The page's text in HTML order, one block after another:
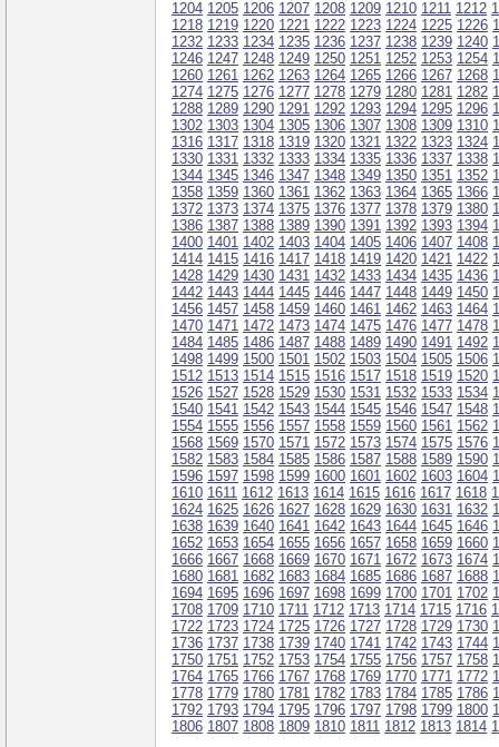
1204 1205 1206 1207 1208 1209 1210 1211 1212
1218 1219 1220 1221 1222 1223 1224 1225 1226
1232 1233 1234 1235 1236 1237 1238 1239 1240
1246 1247 1248 1249 1250 1251 1252 1253 1254
1260 1261 1262 1263 1264 1265 1266 1267 1268
1274 1275 1276 1277 1278 1279 1280 1281 1282
1288 1289 1290 1291 1292 1293 1294 1295 1296
1302 1303 1304 1305 1306 1307 1308 1309 1310
1316 1317 1318 1319 1320 1321 1322 1323 1324
1330 1331 1332 1333 1334 1335 1336 1337 1338
1344 1345 1346 1347 1348 1349 1350 1351 1352
1358 1359 1360 1361 1362 1363 1364 1365 1366
1372 1373 1374 1375 1376 1377 1378 1379 1380
1386 1387 1388 1389 1390 1391 1392 1393 1394
1400 1401 1402 1403 1404 1405 1406 1407 1408
1414 1415 1416 1417 1418 1419 1420 1421 1422
1428 1429 1430 1431 1432 1433 1434 1435 1436
1442 1443 1444 1445 1446 1447 1448 1449 1450
1456 1457 1458 1459 1460 1461 1462 1463 1464
1470 1471 1472 1473 1474 1475 1476 1477 1478
1484 1485 1486 1487 1488 1489 1490 1491 1492
1498 1499 1500 1501 1502 1503 1504 1505 1506
1512 1513 1514 1515 1516 1517 1518 1519 1520
1526 1527 1528 1529 1530 1531 1532 1533 1534
1540 1541 1542 1543 1544 1545 1546 1547 1548
1554 1555 1556 1557 1558 1559 1560 1561 1562
1568 1569 1570 1571 1572 1573 1574 1575 1576
1582 1583 1584 1585 1586 1587 1588 1589 1590
1596 1597 1598 1599 1600 1601 1602 1603 1604
1610 1611 1612 1613 1614 1615 1616 1617 1618
1624 1625 1626 1627 1628 1629 1630 1631 1632
1638 1639 1640 1641 1642 1643 1644 1645 1646
1652 1653 1654 1655 1656 1657 1658 1659 1660
1666 1667 1668 1669 1670 1671 1672 1673 1674
1680 1681 1682 1683 1684 1685 1686 1687 1688
1694 1695 1696 1697 1698 1699 1700 1701 1702
1708 1709 1710 1711 1712 1713 1714 1715 1716
1722 1723 1724 1725 1726 1727 1728 1729 1730
1736 1737 1738 1739 1740 1741 1742 1743 1744
1750 1751 1752 1753 1754 1755 1756 1757 1758
1764 1765 1766 1767 1768 1769 1770 1771 1772
1778 1779 1780 1781 1782 1783 1784 1785 1786
1792 1793 1794 1795 1796 1797 1798 1799 1800
1806 1807 1808 1809 1810 1811 1812 1813 1814